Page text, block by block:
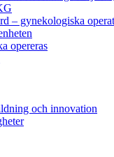
– gynekologiska
opereras
och innovation